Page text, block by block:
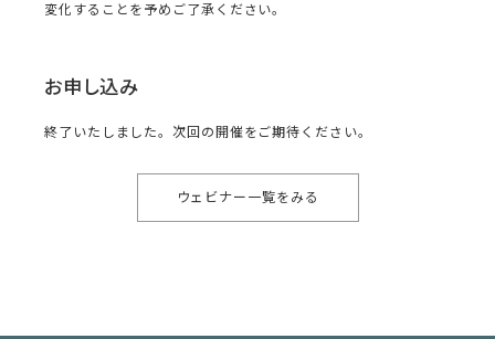
変化することを予めご了承ください。
お申し込み
終了いたしました。次回の開催をご期待ください。
ウェビナー一覧をみる